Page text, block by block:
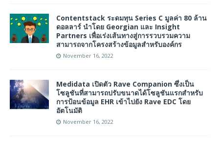
Contentstack ระดมทุน Series C มูลค่า 80 ล้าน
ดอลลาร์ นำโดย Georgian และ Insight
Partners เพื่อเร่งเส้นทางสู่การรวบรวมความ
สามารถจากโครงสร้างข้อมูลสำหรับองค์กร
November 16, 2022
Medidata เปิดตัว Rave Companion ซึ่งเป็น
โซลูชันที่สามารถปรับขนาดได้โซลูชันแรกสำหรับ
การป้อนข้อมูล EHR เข้าไปยัง Rave EDC โดย
อัตโนมัติ
November 16, 2022